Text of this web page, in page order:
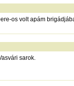
os volt apám
sarok.